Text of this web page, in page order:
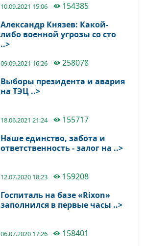
10.09.2021 15:06
154385
Александр Князев: Какой-
либо военной угрозы со сто
..>
09.09.2021 16:26
258078
Выборы президента и авария
на ТЭЦ ..>
18.06.2021 21:24
155717
Наше единство, забота и
ответственность - залог на ..>
12.07.2020 18:23
159208
Госпиталь на базе «Rixon»
заполнился в первые часы ..>
06.07.2020 17:26
158401